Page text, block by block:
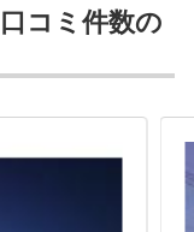
コミ件数の